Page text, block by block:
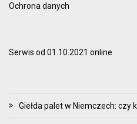
Ochrona danych
Serwis od 01.10.2021 online
Giełda palet w Niemczech: czy